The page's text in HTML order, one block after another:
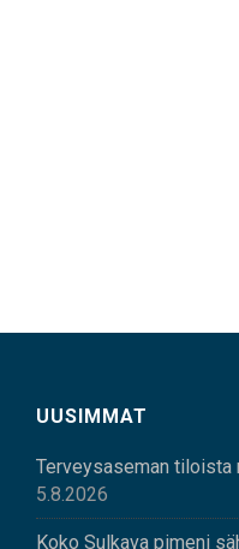
UUSIMMAT
Terveysaseman tiloista
5.8.2026
Koko Sulkava pimeni